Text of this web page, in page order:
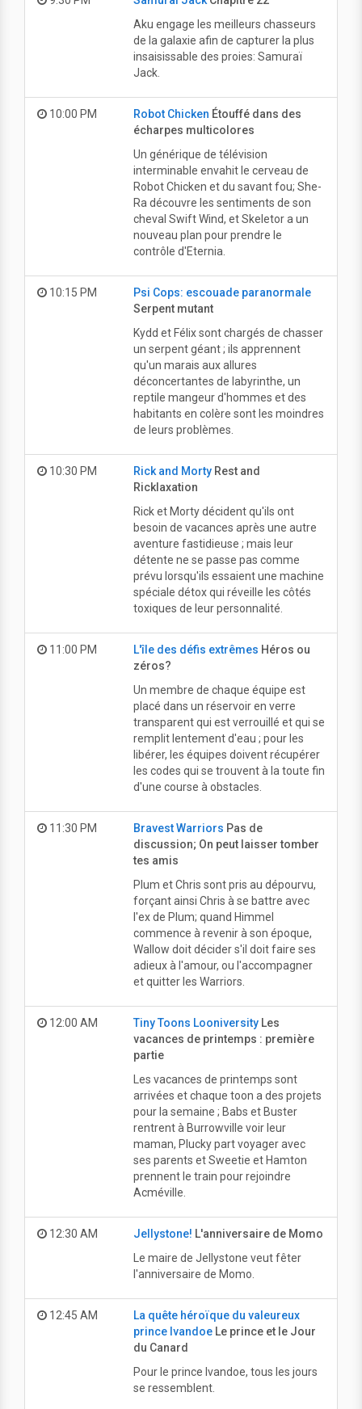
Aku engage les meilleurs chasseurs
de la galaxie afin de capturer la plus
insaisissable des proies: Samuraï
Jack.
10:00 PM Robot Chicken Étouffé dans des
écharpes multicolores
Un générique de télévision
interminable envahit le cerveau de
Robot Chicken et du savant fou; She-
Ra découvre les sentiments de son
cheval Swift Wind, et Skeletor a un
nouveau plan pour prendre le
contrôle d'Eternia.
10:15 PM
Psi Cops: escouade paranormale
Serpent mutant
Kydd et Félix sont chargés de chasser
un serpent géant ; ils apprennent
qu'un marais aux allures
déconcertantes de labyrinthe, un
reptile mangeur d'hommes et des
habitants en colère sont les moindres
de leurs problèmes.
10:30 PM Rick and MortyRest and
Ricklaxation
Rick et Morty décident qu'ils ont
besoin de vacances après une autre
aventure fastidieuse ; mais leur
détente ne se passe pas comme
prévu lorsqu'ils essaient une machine
spéciale détox qui réveille les côtés
toxiques de leur personnalité.
11:00 PM L'île des défis extrêmes Héros ou
zéros?
Un membre de chaque équipe est
placé dans un réservoir en verre
transparent qui est verrouillé et qui se
remplit lentement d'eau ; pour les
libérer, les équipes doivent récupérer
les codes qui se trouvent à la toute fin
d'une course à obstacles.
11:30 PM Bravest Warriors Pas de
discussion; On peut laisser tomber
tes amis
Plum et Chris sont pris au dépourvu,
forçant ainsi Chris à se battre avec
l'ex de Plum; quand Himmel
commence à revenir à son époque,
Wallow doit décider s'il doit faire ses
adieux à l'amour, ou l'accompagner
et quitter les Warriors.
12:00 AM Tiny Toons LooniversityLes
vacances de printemps : première
partie
Les vacances de printemps sont
arrivées et chaque toon a des projets
pour la semaine ; Babs et Buster
rentrent à Burrowville voir leur
maman, Plucky part voyager avec
ses parents et Sweetie et Hamton
prennent le train pour rejoindre
Acméville.
12:30 AM Jellystone! L'anniversaire de Momo
Le maire de Jellystone veut fêter
l'anniversaire de Momo.
12:45 AM
La quête héroïque du valeureux
prince IvandoeLe prince et le Jour
du Canard
Pour le prince Ivandoe, tous les jours
se ressemblent.